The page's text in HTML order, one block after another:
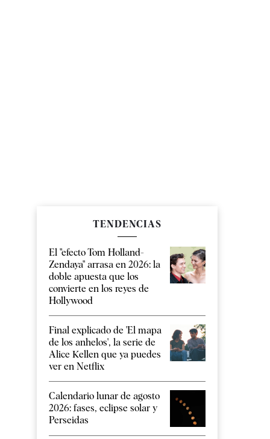
TENDENCIAS
El "efecto Tom Holland-
Zendaya" arrasa en 2026: la
doble apuesta que los
convierte en los reyes de
Hollywood
Final explicado de 'El mapa
de los anhelos', la serie de
Alice Kellen que ya puedes
ver en Netflix
Calendario lunar de agosto
2026: fases, eclipse solar y
Perseidas